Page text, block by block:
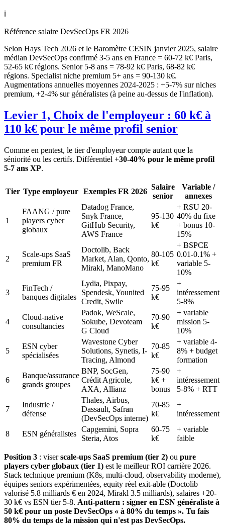
ℹ️
Référence salaire DevSecOps FR 2026
Selon Hays Tech 2026 et le Baromètre CESIN janvier 2025, salaire
médian DevSecOps confirmé 3-5 ans en France = 60-72 k€ Paris,
52-65 k€ régions. Senior 5-8 ans = 78-92 k€ Paris, 68-82 k€
régions. Specialist niche premium 5+ ans = 90-130 k€.
Augmentations annuelles moyennes 2024-2025 : +5-7% sur niches
premium, +2-4% sur généralistes (à peine au-dessus de l'inflation).
Levier 1, Choix de l'employeur : 60 k€ à
110 k€ pour le même profil senior
Comme en pentest, le tier d'employeur compte autant que la
séniorité ou les certifs. Différentiel +30-40% pour le même profil
5-7 ans XP.
Tier Type employeur Exemples FR 2026
Salaire
senior
Variable /
annexes
1
FAANG / pure
players cyber
globaux
Datadog France,
Snyk France,
GitHub Security,
AWS France
95-130
k€
+ RSU 20-
40% du fixe
+ bonus 10-
15%
2
Scale-ups SaaS
premium FR
Doctolib, Back
Market, Alan, Qonto,
Mirakl, ManoMano
80-105
k€
+ BSPCE
0.01-0.1% +
variable 5-
10%
3
FinTech /
banques digitales
Lydia, Pixpay,
Spendesk, Younited
Credit, Swile
75-95
k€
+
intéressement
5-8%
4
Cloud-native
consultancies
Padok, WeScale,
Sokube, Devoteam
G Cloud
70-90
k€
+ variable
mission 5-
10%
5
ESN cyber
spécialisées
Wavestone Cyber
Solutions, Synetis, I-
Tracing, Almond
70-85
k€
+ variable 4-
8% + budget
formation
6
Banque/assurance
grands groupes
BNP, SocGen,
Crédit Agricole,
AXA, Allianz
75-90
k€ +
bonus
+
intéressement
5-8% + RTT
7
Industrie /
défense
Thales, Airbus,
Dassault, Safran
(DevSecOps interne)
70-85
k€
+
intéressement
8 ESN généralistes
Capgemini, Sopra
Steria, Atos
60-75
k€
+ variable
faible
Position 3 : viserscale-ups SaaS premium (tier 2) ou pure
players cyber globaux (tier 1) est le meilleur ROI carrière 2026.
Stack technique premium (K8s, multi-cloud, observability moderne),
équipes seniors expérimentées, equity réel exit-able (Doctolib
valorisé 5.8 milliards € en 2024, Mirakl 3.5 milliards), salaires +20-
30 k€ vs ESN tier 5-8. Anti-pattern : signer en ESN généraliste à
50 k€ pour un poste DevSecOps « à 80% du temps ». Tu fais
80% du temps de la mission qui n'est pas DevSecOps.